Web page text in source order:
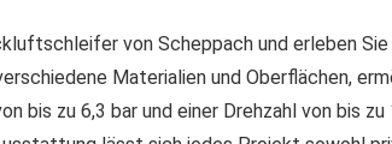
von Scheppach und erleben Sie
Materialien und Oberflächen,
bis zu 6,3 bar und einer Drehzahl von bis zu